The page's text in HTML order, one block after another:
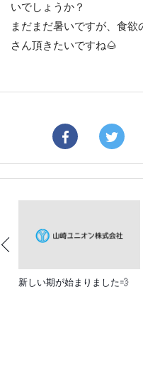
いでしょうか？
まだまだ暑いですが、食欲
さん頂きたいですね🌰
新しい期が始まりました💨